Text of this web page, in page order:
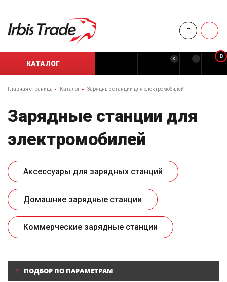
.
КАТАЛОГ
0 0
Главная страница Каталог Зарядные станции для электромобилей
Зарядные станции для
электромобилей
Аксессуары для зарядных станций
Домашние зарядные станции
Коммерческие зарядные станции
ПОДБОР ПО ПАРАМЕТРАМ